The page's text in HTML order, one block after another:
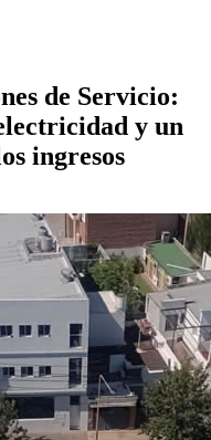
de Servicio:
y un
ingresos